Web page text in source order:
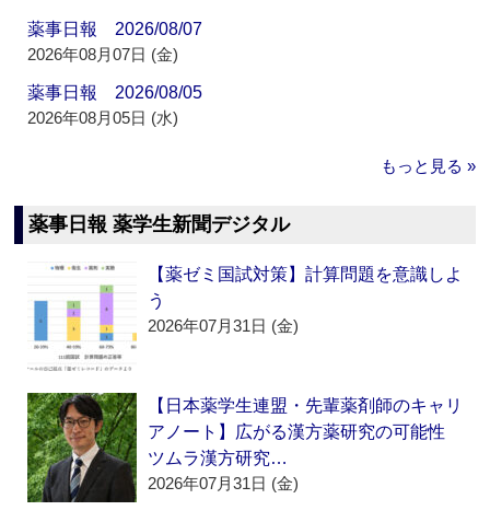
薬事日報 2026/08/07
2026年08月07日 (金)
薬事日報 2026/08/05
2026年08月05日 (水)
もっと見る »
薬事日報 薬学生新聞デジタル
【薬ゼミ国試対策】計算問題を意識しよ
う
2026年07月31日 (金)
【日本薬学生連盟・先輩薬剤師のキャリ
アノート】広がる漢方薬研究の可能性
ツムラ漢方研究…
2026年07月31日 (金)